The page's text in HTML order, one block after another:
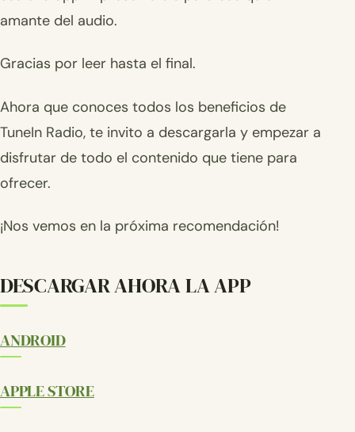
amante del audio.
Gracias por leer hasta el final.
Ahora que conoces todos los beneficios de
TuneIn Radio, te invito a descargarla y empezar a
disfrutar de todo el contenido que tiene para
ofrecer.
¡Nos vemos en la próxima recomendación!
DESCARGAR AHORA LA APP
ANDROID
APPLE STORE